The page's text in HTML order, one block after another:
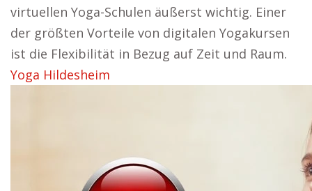
virtuellen Yoga-Schulen äußerst wichtig. Einer
der größten Vorteile von digitalen Yogakursen
ist die Flexibilität in Bezug auf Zeit und Raum.
Yoga Hildesheim